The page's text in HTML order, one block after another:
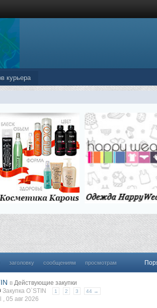
курьера
заголовку сообщениям просмотрам
в Действующие закупки
Закупка O`STIN 1 2 3 44 →
,05 авг 2026